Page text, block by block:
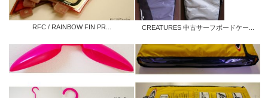
RFC / RAINBOW FIN PR... CREATURES 中古サーフボードケー...